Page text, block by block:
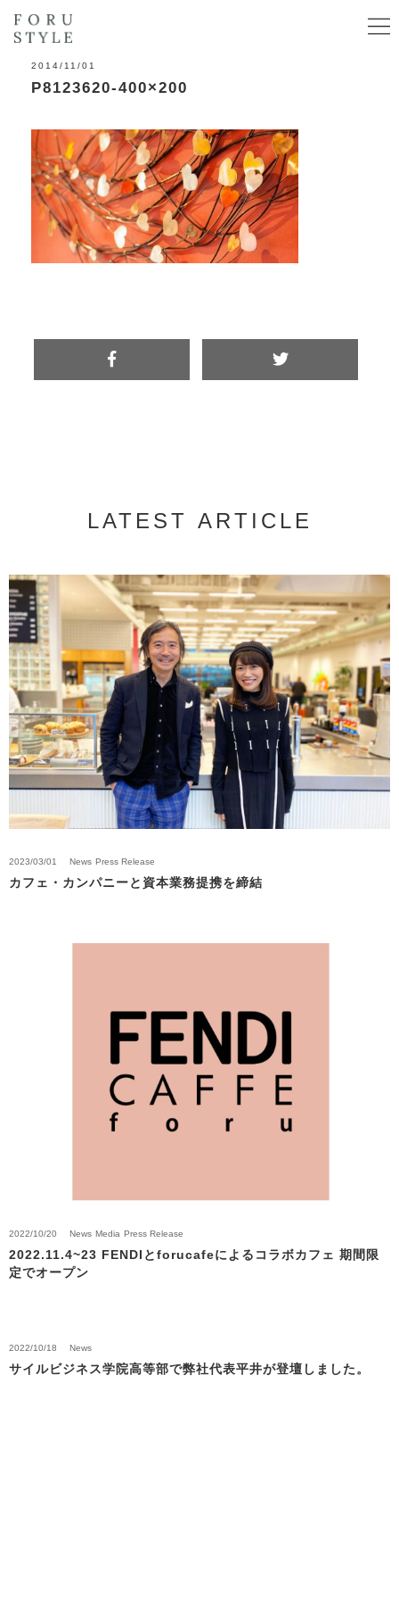
2014/11/01
P8123620-400×200
LATEST ARTICLE
2023/03/01 News Press Release
カフェ・カンパニーと資本業務提携を締結
2022/10/20 News Media Press Release
2022.11.4~23 FENDIとforucafeによるコラボカフェ 期間限
定でオープン